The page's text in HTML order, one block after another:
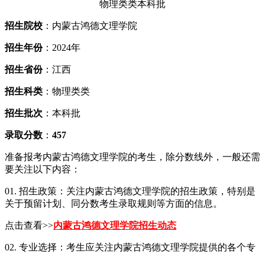
招生院校 ：内蒙古鸿德文理学院
招生年份：2024年
招生省份：江西
招生科类 ：物理类类
招生批次 ：本科批
录取分数 ： 457
准备报考内蒙古鸿德文理学院的考生，除分数线外，一般还需
要关注以下内容：
01. 招生政策：关注内蒙古鸿德文理学院的招生政策，特别是
关于预留计划、同分数考生录取规则等方面的信息。
点击查看>>内蒙古鸿德文理学院招生动态
02. 专业选择：考生应关注内蒙古鸿德文理学院提供的各个专